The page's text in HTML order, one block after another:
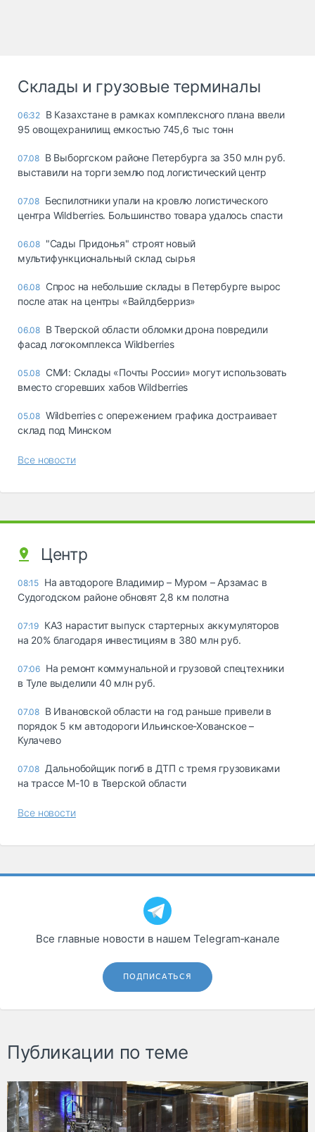
Склады и грузовые терминалы
06:32 В Казахстане в рамках комплексного плана ввели
95 овощехранилищ емкостью 745,6 тыс тонн
07.08 В Выборгском районе Петербурга за 350 млн руб.
выставили на торги землю под логистический центр
07.08 Беспилотники упали на кровлю логистического
центра Wildberries. Большинство товара удалось спасти
06.08 "Сады Придонья" строят новый
мультифункциональный склад сырья
06.08 Спрос на небольшие склады в Петербурге вырос
после атак на центры «Вайлдберриз»
06.08 В Тверской области обломки дрона повредили
фасад логокомплекса Wildberries
05.08 СМИ: Склады «Почты России» могут использовать
вместо сгоревших хабов Wildberries
05.08 Wildberries с опережением графика достраивает
склад под Минском
Все новости
Центр
08:15 На автодороге Владимир – Муром – Арзамас в
Судогодском районе обновят 2,8 км полотна
07:19 КАЗ нарастит выпуск стартерных аккумуляторов
на 20% благодаря инвестициям в 380 млн руб.
07:06 На ремонт коммунальной и грузовой спецтехники
в Туле выделили 40 млн руб.
07.08 В Ивановской области на год раньше привели в
порядок 5 км автодороги Ильинское-Хованское –
Кулачево
07.08 Дальнобойщик погиб в ДТП с тремя грузовиками
на трассе М-10 в Тверской области
Все новости
Все главные новости в нашем Telegram‑канале
ПОДПИСАТЬСЯ
Публикации по теме